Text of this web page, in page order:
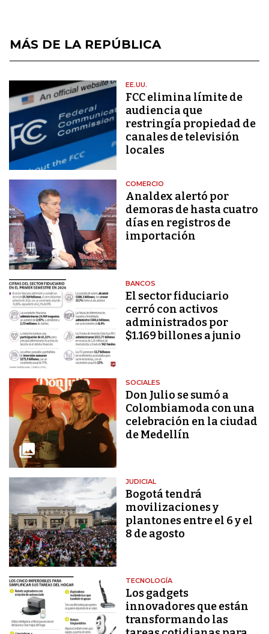
MÁS DE LA REPÚBLICA
EE.UU.
FCC elimina límite de
audiencia que
restringía propiedad de
canales de televisión
locales
COMERCIO
Analdex alertó por
demoras de hasta cuatro
días en registros de
importación
BANCOS
El sector fiduciario
cerró con activos
administrados por
$1.169 billones a junio
SOCIALES
Don Julio se sumó a
Colombiamoda con una
celebración en la ciudad
de Medellín
JUDICIAL
Bogotá tendrá
movilizaciones y
plantones entre el 6 y el
8 de agosto
TECNOLOGÍA
Los gadgets
innovadores que están
transformando las